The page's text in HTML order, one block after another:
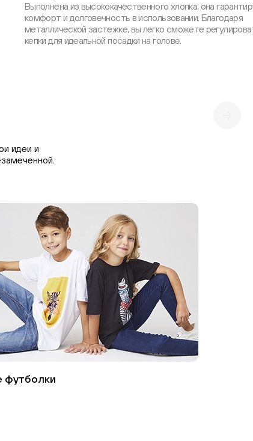
Выполнена из высококачественного хлопка, она
комфорт и долговечность в использовании. Благодаря
металлической застежке, вы легко сможете
кепки для идеальной посадки на голове.
идеи и
футболки